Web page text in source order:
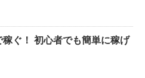
稼ぐ！ 初心者でも簡単に稼げ